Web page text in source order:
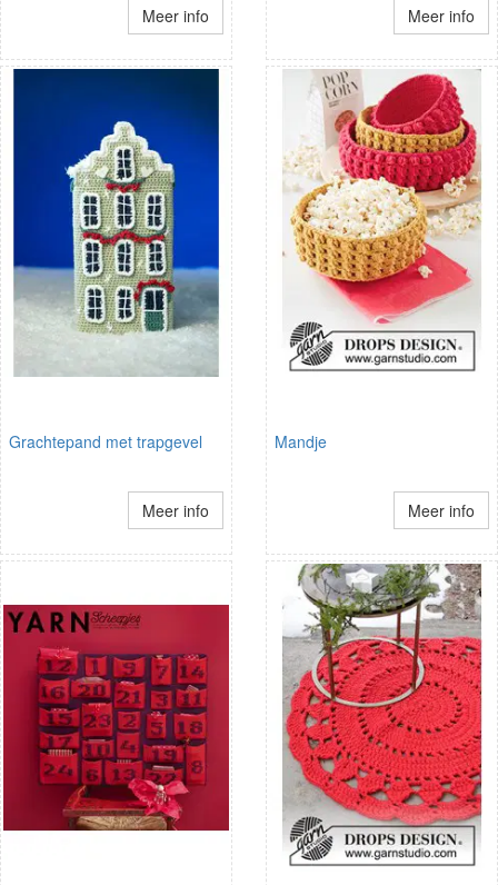
Meer info Meer info
Grachtepand met trapgevel
Meer info
Mandje
Meer info